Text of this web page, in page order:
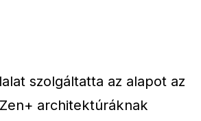
szolgáltatta az alapot az
architektúráknak